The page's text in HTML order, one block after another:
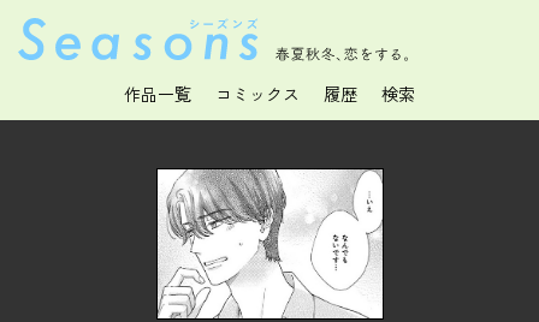
春夏秋冬、恋をする。
作品一覧 コミックス 履歴 検索